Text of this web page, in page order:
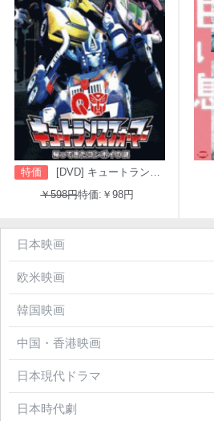
特価
[DVD] キュートランスフォーマー 帰ってきたコンボイの謎
￥598円特価:￥98円
日本映画
欧米映画
韓国映画
中国・香港映画
日本現代ドラマ
日本時代劇